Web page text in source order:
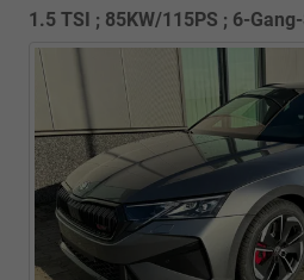
1.5 TSI ; 85KW/115PS ; 6-